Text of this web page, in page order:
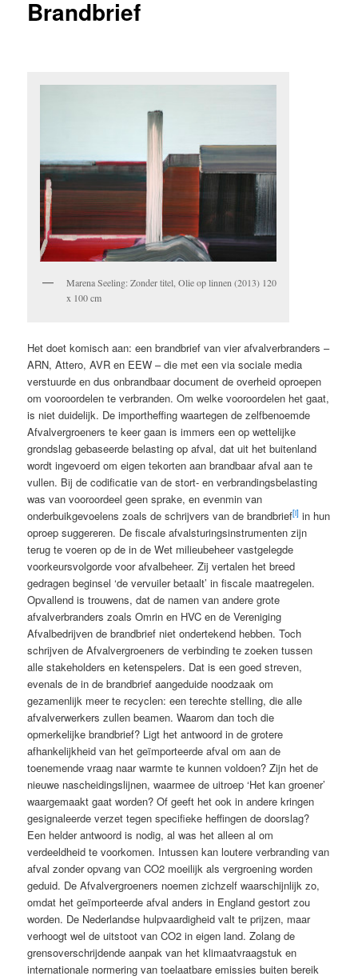
Brandbrief
Marena Seeling: Zonder titel, Olie op linnen (2013) 120
x 100 cm
Het doet komisch aan: een brandbrief van vier afvalverbranders –
ARN, Attero, AVR en EEW – die met een via sociale media
verstuurde en dus onbrandbaar document de overheid oproepen
om vooroordelen te verbranden. Om welke vooroordelen het gaat,
is niet duidelijk. De importheffing waartegen de zelfbenoemde
Afvalvergroeners te keer gaan is immers een op wettelijke
grondslag gebaseerde belasting op afval, dat uit het buitenland
wordt ingevoerd om eigen tekorten aan brandbaar afval aan te
vullen. Bij de codificatie van de stort- en verbrandingsbelasting
was van vooroordeel geen sprake, en evenmin van
onderbuikgevoelens zoals de schrijvers van de brandbrief[i] in hun
oproep suggereren. De fiscale afvalsturingsinstrumenten zijn
terug te voeren op de in de Wet milieubeheer vastgelegde
voorkeursvolgorde voor afvalbeheer. Zij vertalen het breed
gedragen beginsel ‘de vervuiler betaalt’ in fiscale maatregelen.
Opvallend is trouwens, dat de namen van andere grote
afvalverbranders zoals Omrin en HVC en de Vereniging
Afvalbedrijven de brandbrief niet ondertekend hebben. Toch
schrijven de Afvalvergroeners de verbinding te zoeken tussen
alle stakeholders en ketenspelers. Dat is een goed streven,
evenals de in de brandbrief aangeduide noodzaak om
gezamenlijk meer te recyclen: een terechte stelling, die alle
afvalverwerkers zullen beamen. Waarom dan toch die
opmerkelijke brandbrief? Ligt het antwoord in de grotere
afhankelijkheid van het geïmporteerde afval om aan de
toenemende vraag naar warmte te kunnen voldoen? Zijn het de
nieuwe nascheidingslijnen, waarmee de uitroep ‘Het kan groener’
waargemaakt gaat worden? Of geeft het ook in andere kringen
gesignaleerde verzet tegen specifieke heffingen de doorslag?
Een helder antwoord is nodig, al was het alleen al om
verdeeldheid te voorkomen. Intussen kan loutere verbranding van
afval zonder opvang van CO2 moeilijk als vergroening worden
geduid. De Afvalvergroeners noemen zichzelf waarschijnlijk zo,
omdat het geïmporteerde afval anders in England gestort zou
worden. De Nederlandse hulpvaardigheid valt te prijzen, maar
verhoogt wel de uitstoot van CO2 in eigen land. Zolang de
grensoverschrijdende aanpak van het klimaatvraagstuk en
internationale normering van toelaatbare emissies buiten bereik